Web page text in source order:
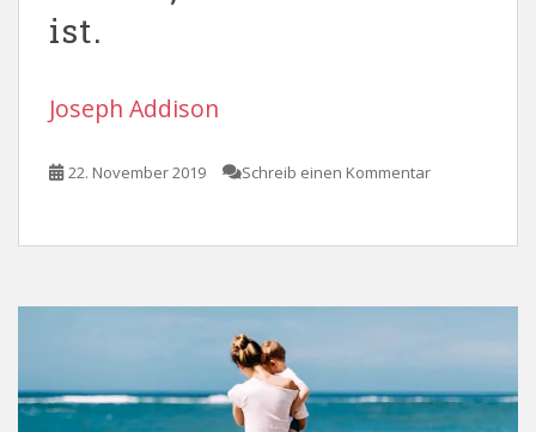
ist.
Joseph Addison
22. November 2019 Schreib einen Kommentar